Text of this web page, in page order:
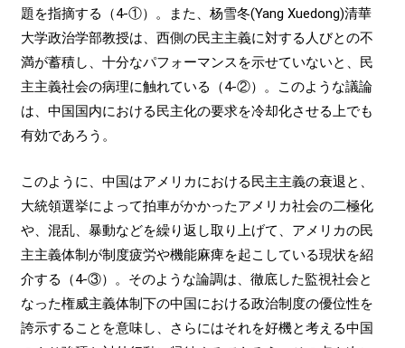
題を指摘する（4-①）。また、杨雪冬(Yang Xuedong)清華
大学政治学部教授は、西側の民主主義に対する人びとの不
満が蓄積し、十分なパフォーマンスを示せていないと、民
主主義社会の病理に触れている（4-②）。このような議論
は、中国国内における民主化の要求を冷却化させる上でも
有効であろう。
このように、中国はアメリカにおける民主主義の衰退と、
大統領選挙によって拍車がかかったアメリカ社会の二極化
や、混乱、暴動などを繰り返し取り上げて、アメリカの民
主主義体制が制度疲労や機能麻痺を起こしている現状を紹
介する（4-③）。そのような論調は、徹底した監視社会と
なった権威主義体制下の中国における政治制度の優位性を
誇示することを意味し、さらにはそれを好機と考える中国